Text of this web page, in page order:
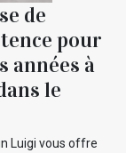
de
pour
années à
le
Luigi vous offre